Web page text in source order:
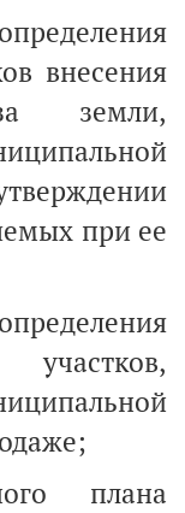
внесения
земли,
при ее
плана